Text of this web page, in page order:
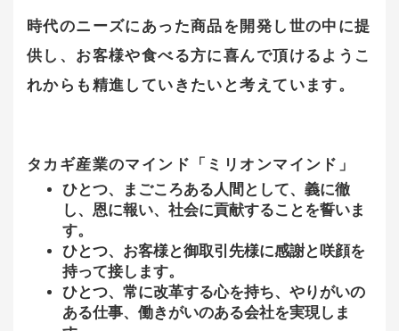
時代のニーズにあった商品を開発し世の中に提
供し、お客様や食べる方に喜んで頂けるようこ
れからも精進していきたいと考えています。
タカギ産業のマインド「ミリオンマインド」
ひとつ、まごころある人間として、義に徹
し、恩に報い、社会に貢献することを誓いま
す。
ひとつ、お客様と御取引先様に感謝と咲顔を
持って接します。
ひとつ、常に改革する心を持ち、やりがいの
ある仕事、働きがいのある会社を実現しま